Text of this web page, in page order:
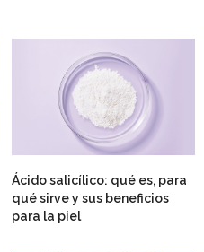
Ácido salicílico: qué es, para
qué sirve y sus beneficios
para la piel